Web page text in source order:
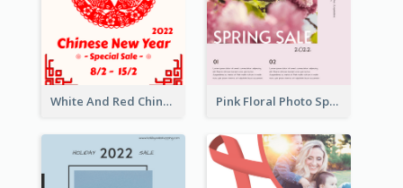
White And Red Chinese New Year Sale Poster Pink Floral Photo Spring Sale Poster